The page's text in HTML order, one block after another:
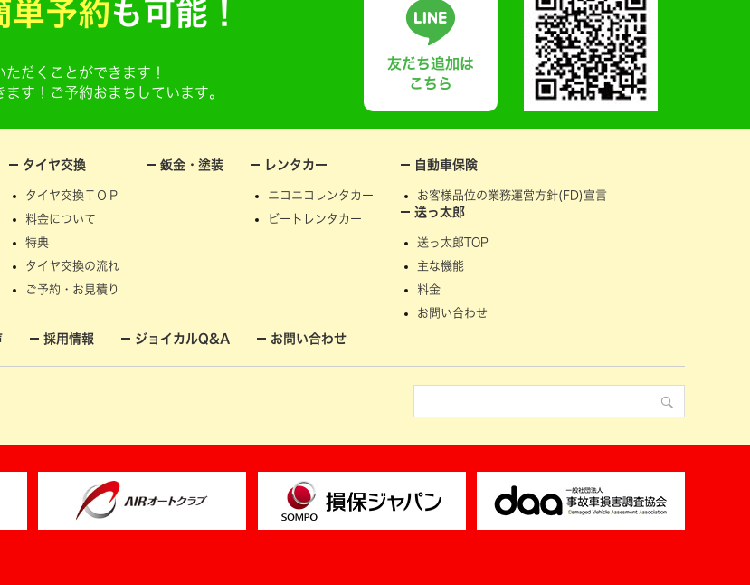
単予約も可能！
だくことができます！
す！ご予約おまちしています。
友だち追加は
こちら
タイヤ交換
タイヤ交換ＴＯＰ
料金について
特典
タイヤ交換の流れ
ご予約・お見積り
鈑金・塗装 レンタカー
ニコニコレンタカー
ビートレンタカー
自動車保険
お客様品位の業務運営方針(FD)宣言
送っ太郎
送っ太郎TOP
主な機能
料金
お問い合わせ
採用情報 ジョイカルQ&A お問い合わせ